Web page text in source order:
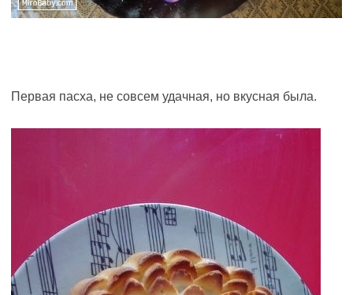
Первая пасха, не совсем удачная, но вкусная была.